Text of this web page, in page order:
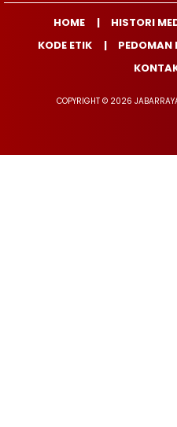
HOME HISTORI
KODE ETIK
PEDOMAN
COPYRIGHT © 2026